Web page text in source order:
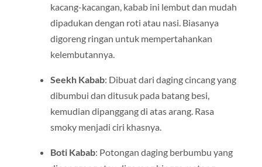
kacang-kacangan, kabab ini lembut dan mudah
dipadukan dengan roti atau nasi. Biasanya
digoreng ringan untuk mempertahankan
kelembutannya.
Seekh Kabab: Dibuat dari daging cincang yang
dibumbui dan ditusuk pada batang besi,
kemudian dipanggang di atas arang. Rasa
smoky menjadi ciri khasnya.
Boti Kabab: Potongan daging berbumbu yang